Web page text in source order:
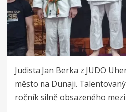
Judista Jan Berka z JUDO
město na Dunaji.
ročník silně obsazeného